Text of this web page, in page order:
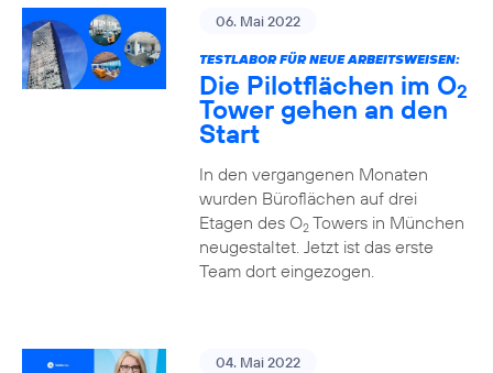
06. Mai 2022
TESTLABOR FÜR NEUE ARBEITSWEISEN:
Die Pilotflächen im O2
Tower gehen an den
Start
In den vergangenen Monaten
wurden Büroflächen auf drei
Etagen des O2Towers in München
neugestaltet. Jetzt ist das erste
Team dort eingezogen.
04. Mai 2022